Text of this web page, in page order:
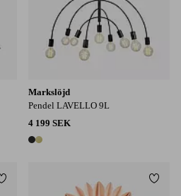
Markslöjd
Pendel LAVELLO 9L
4 199 SEK
2 färger
Lägg till i favoriter